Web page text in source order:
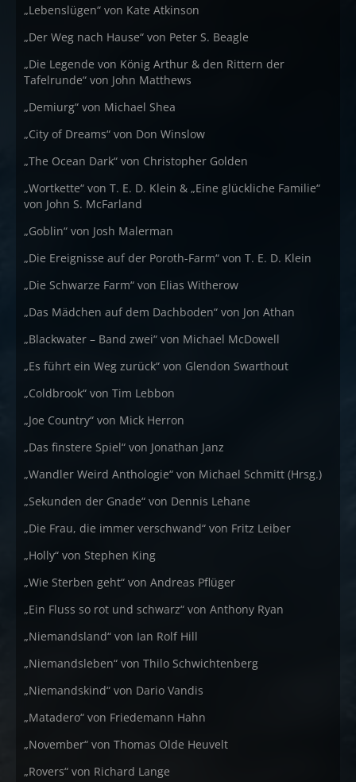
„Lebenslügen“ von Kate Atkinson
„Der Weg nach Hause“ von Peter S. Beagle
„Die Legende von König Arthur & den Rittern der
Tafelrunde“ von John Matthews
„Demiurg“ von Michael Shea
„City of Dreams“ von Don Winslow
„The Ocean Dark“ von Christopher Golden
„Wortkette“ von T. E. D. Klein & „Eine glückliche Familie“
von John S. McFarland
„Goblin“ von Josh Malerman
„Die Ereignisse auf der Poroth-Farm“ von T. E. D. Klein
„Die Schwarze Farm“ von Elias Witherow
„Das Mädchen auf dem Dachboden“ von Jon Athan
„Blackwater – Band zwei“ von Michael McDowell
„Es führt ein Weg zurück“ von Glendon Swarthout
„Coldbrook“ von Tim Lebbon
„Joe Country“ von Mick Herron
„Das finstere Spiel“ von Jonathan Janz
„Wandler Weird Anthologie“ von Michael Schmitt (Hrsg.)
„Sekunden der Gnade“ von Dennis Lehane
„Die Frau, die immer verschwand“ von Fritz Leiber
„Holly“ von Stephen King
„Wie Sterben geht“ von Andreas Pflüger
„Ein Fluss so rot und schwarz“ von Anthony Ryan
„Niemandsland“ von Ian Rolf Hill
„Niemandsleben“ von Thilo Schwichtenberg
„Niemandskind“ von Dario Vandis
„Matadero“ von Friedemann Hahn
„November“ von Thomas Olde Heuvelt
„Rovers“ von Richard Lange